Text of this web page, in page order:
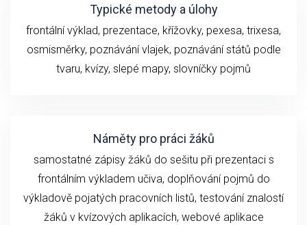
Typické metody a úlohy
frontální výklad, prezentace, křížovky, pexesa, trixesa,
osmisměrky, poznávání vlajek, poznávání států podle
tvaru, kvízy, slepé mapy, slovníčky pojmů
Náměty pro práci žáků
samostatné zápisy žáků do sešitu při prezentaci s
frontálním výkladem učiva, doplňování pojmů do
výkladově pojatých pracovních listů, testování znalostí
žáků v kvízových aplikacích, webové aplikace